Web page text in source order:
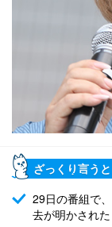
ざっくり言うと
29日の番組で、
去が明かされた